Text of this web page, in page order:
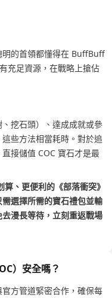
明的首領都懂得在 BuffBuff
充足資源，在戰略上搶佔
挖石頭）、達成成就或參
些方法相當耗時。對於追
接儲值 COC 寶石才是最
算、更便利的《部落衝突》
選擇所需的寶石禮包並輸
漫長等待，立刻重返戰場
）安全嗎？
方管道緊密合作，確保每